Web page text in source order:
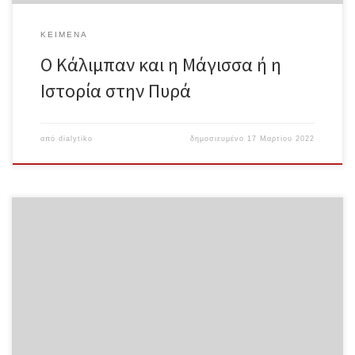
ΚΕΊΜΕΝΑ
Ο Κάλιμπαν και η Μάγισσα ή η
Ιστορία στην Πυρά
από dialytiko δημοσιευμένο 17 Μαρτίου 2022